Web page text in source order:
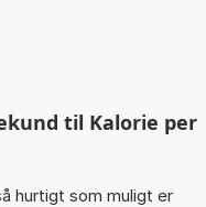
til Kalorie per
hurtigt som muligt er